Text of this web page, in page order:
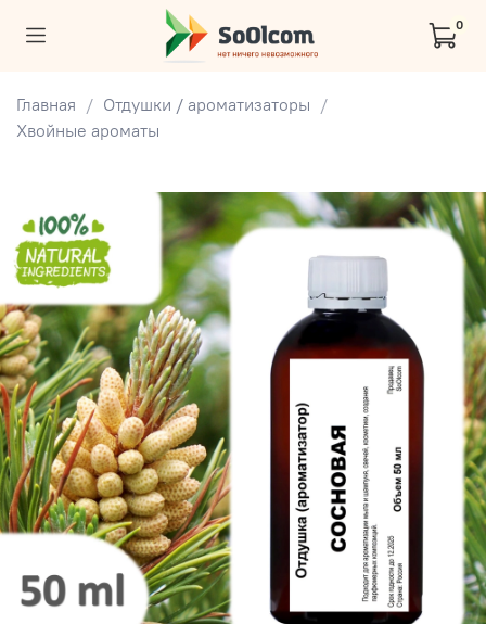
0
Главная
Отдушки / ароматизаторы
Хвойные ароматы